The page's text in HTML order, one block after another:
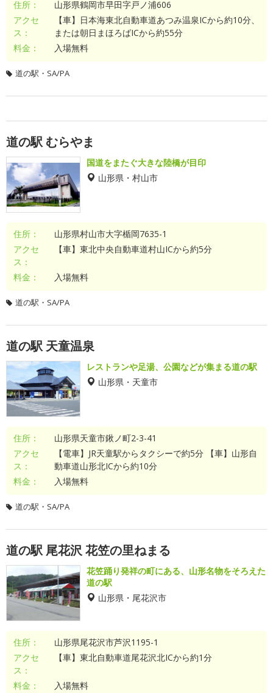
住所：
山形県鶴岡市早田字戸ノ浦606
アクセ
ス：
【車】日本海東北自動車道あつみ温泉ICから約10分、
または朝日まほろばICから約55分
料金：
入場無料
道の駅・SA/PA
道の駅 むらやま
国道をまたぐ大きな陸橋が目印
山形県・村山市
住所：
山形県村山市大字楯岡7635-1
アクセ
ス：
【車】東北中央自動車道村山ICから約5分
料金： 入場無料
道の駅・SA/PA
道の駅 天童温泉
レストランや足湯、公園などが集まる道の駅
山形県・天童市
住所：
山形県天童市鍬ノ町2-3-41
アクセ
ス：
【電車】JR天童駅からタクシーで約5分 【車】山形自
動車道山形北ICから約10分
料金：
入場無料
道の駅・SA/PA
道の駅 尾花沢 花笠の里ねまる
花笠踊り発祥の町にある、山形名物をそろえた
道の駅
山形県・尾花沢市
住所：
山形県尾花沢市芦沢1195-1
アクセ
ス：
【車】東北自動車道尾花沢北ICから約1分
料金： 入場無料